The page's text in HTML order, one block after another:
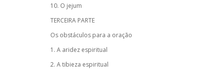
10. O jejum
TERCEIRA PARTE
Os obstáculos para a oração
1. A aridez espiritual
2. A tibieza espiritual